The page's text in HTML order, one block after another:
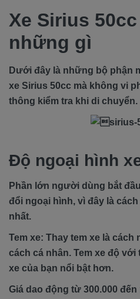
Xe Sirius
những gì
Dưới đây là những bộ phận
xe Sirius 50cc mà không vi
thông kiểm tra khi di chuyển.
Độ ngoại hình
Phần lớn người dùng bắt
đổi ngoại hình, vì đây là
nhất.
Tem xe: Thay tem xe là
cách cá nhân. Tem xe độ
xe của bạn nổi bật hơn.
Giá dao động từ 300.000 đến